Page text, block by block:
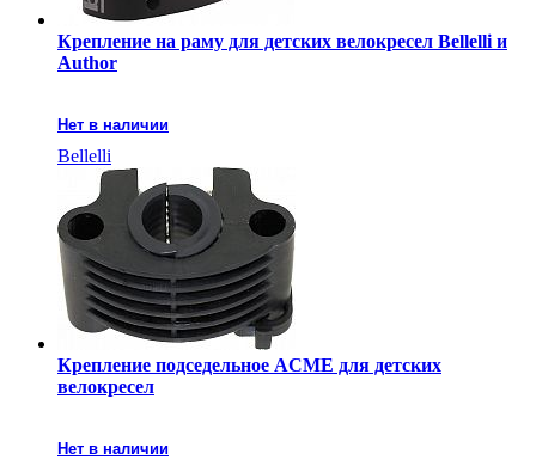
Крепление на раму для детских велокресел Bellelli и
Author
Нет в наличии
Bellelli
Крепление подседельное ACME для детских
велокресел
Нет в наличии